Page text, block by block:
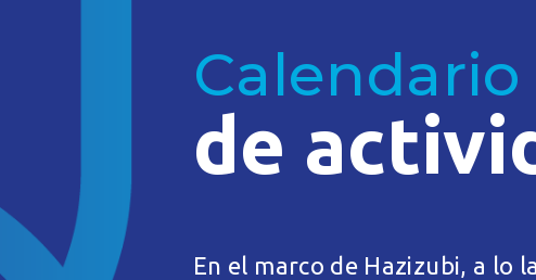
Calendario
de
En el marco de Hazizubi, a lo